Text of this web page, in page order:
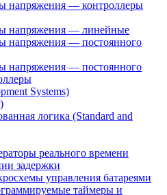
напряжения — контроллеры
напряжения — линейные
напряжения — постоянного
напряжения — постоянного
Systems)
логика (Standard and
реального времени
задержки
управления батареями
таймеры и